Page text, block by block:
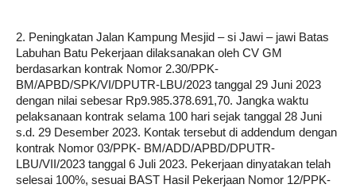
2. Peningkatan Jalan Kampung Mesjid – si Jawi – jawi Batas
Labuhan Batu Pekerjaan dilaksanakan oleh CV GM
berdasarkan kontrak Nomor 2.30/PPK-
BM/APBD/SPK/VI/DPUTR-LBU/2023 tanggal 29 Juni 2023
dengan nilai sebesar Rp9.985.378.691,70. Jangka waktu
pelaksanaan kontrak selama 100 hari sejak tanggal 28 Juni
s.d. 29 Desember 2023. Kontak tersebut di addendum dengan
kontrak Nomor 03/PPK- BM/ADD/APBD/DPUTR-
LBU/VII/2023 tanggal 6 Juli 2023. Pekerjaan dinyatakan telah
selesai 100%, sesuai BAST Hasil Pekerjaan Nomor 12/PPK-